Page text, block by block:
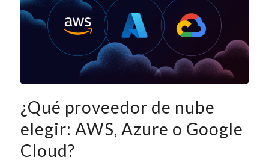
¿Qué proveedor de nube
elegir: AWS, Azure o Google
Cloud?